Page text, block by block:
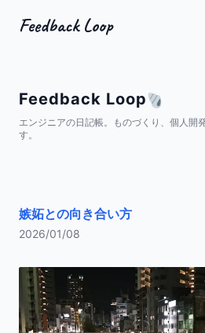
Feedback Loop
Feedback Loop
エンジニアの日記帳。ものづくり、個人開
す。
嫉妬との向き合い方
2026/01/08